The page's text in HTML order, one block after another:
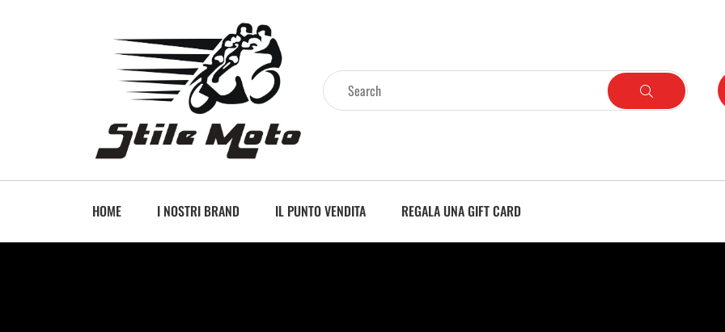
HOME I NOSTRI BRAND IL PUNTO VENDITA REGALA UNA GIFT CARD